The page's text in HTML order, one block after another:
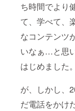
ち時間でより
て、学べて、
なコンテンツ
いなぁ…と思
はじめました。
が、しかし、
だ電話をかけ